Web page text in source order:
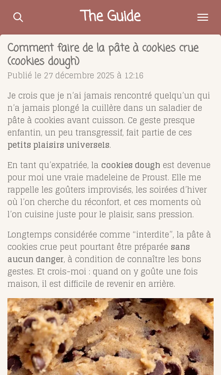
Passer
contenu
principal
The Guide
Comment faire de la pâte à cookies crue
(cookies dough)
Publié le 27 décembre 2025 à 12:16
Je crois que je n’ai jamais rencontré quelqu’un qui
n’a jamais plongé la cuillère dans un saladier de
pâte à cookies avant cuisson. Ce geste presque
enfantin, un peu transgressif, fait partie de ces
petits plaisirs universels.
En tant qu’expatriée, la cookies dough est devenue
pour moi une vraie madeleine de Proust. Elle me
rappelle les goûters improvisés, les soirées d’hiver
où l’on cherche du réconfort, et ces moments où
l’on cuisine juste pour le plaisir, sans pression.
Longtemps considérée comme “interdite”, la pâte à
cookies crue peut pourtant être préparée sans
aucun danger, à condition de connaître les bons
gestes. Et crois-moi : quand on y goûte une fois
maison, il est difficile de revenir en arrière.